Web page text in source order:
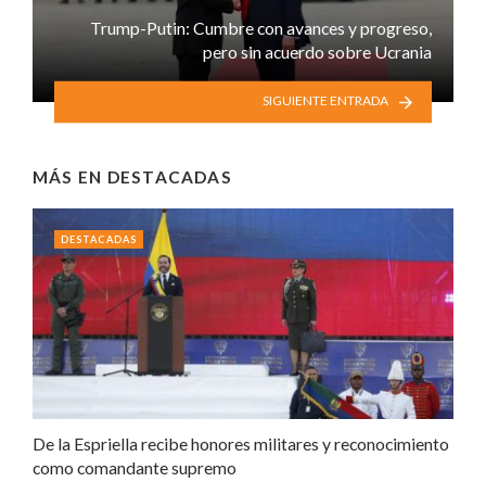
Trump-Putin: Cumbre con avances y progreso,
pero sin acuerdo sobre Ucrania
SIGUIENTE ENTRADA
MÁS EN DESTACADAS
De la Espriella recibe honores militares y reconocimiento
como comandante supremo
DESTACADAS